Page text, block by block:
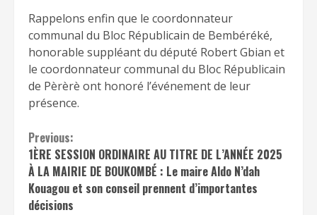
Rappelons enfin que le coordonnateur
communal du Bloc Républicain de Bembéréké,
honorable suppléant du député Robert Gbian et
le coordonnateur communal du Bloc Républicain
de Pèrèrè ont honoré l’événement de leur
présence.
Continue
Reading
Previous:
1ÈRE SESSION ORDINAIRE AU TITRE DE L’ANNÉE 2025
À LA MAIRIE DE BOUKOMBÉ : Le maire Aldo N’dah
Kouagou et son conseil prennent d’importantes
décisions